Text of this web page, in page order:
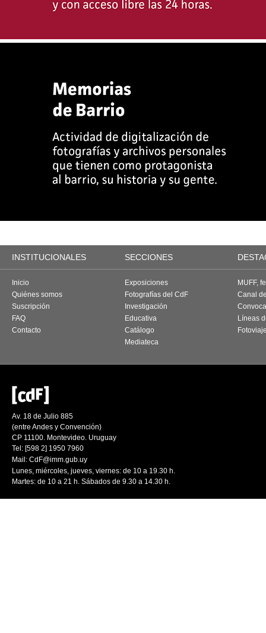
INSTITUCIONALES SECCIONES
Inicio
Quiénes somos
Suscripción
FAQ
Contacto
Exposiciones
Fotografías del CdF
Investigación
Educativa
Catálogo
Mediateca
MUFF,
Canal
Líneas
Av. 18 de Julio 885
(entre Andes y Convención)
CP 11100. Montevideo. Uruguay
Tel: [598 2] 1950 7960
Mail: CdF@imm.gub.uy
Lunes, miércoles, jueves, viernes: de 10 a 19.30 h.
Martes: de 10 a 21 h. Sábados de 9.30 a 14.30 h.